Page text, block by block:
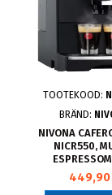
TOOTEKOOD:
BRÄND:
NIVONA
NICR550,
449,90